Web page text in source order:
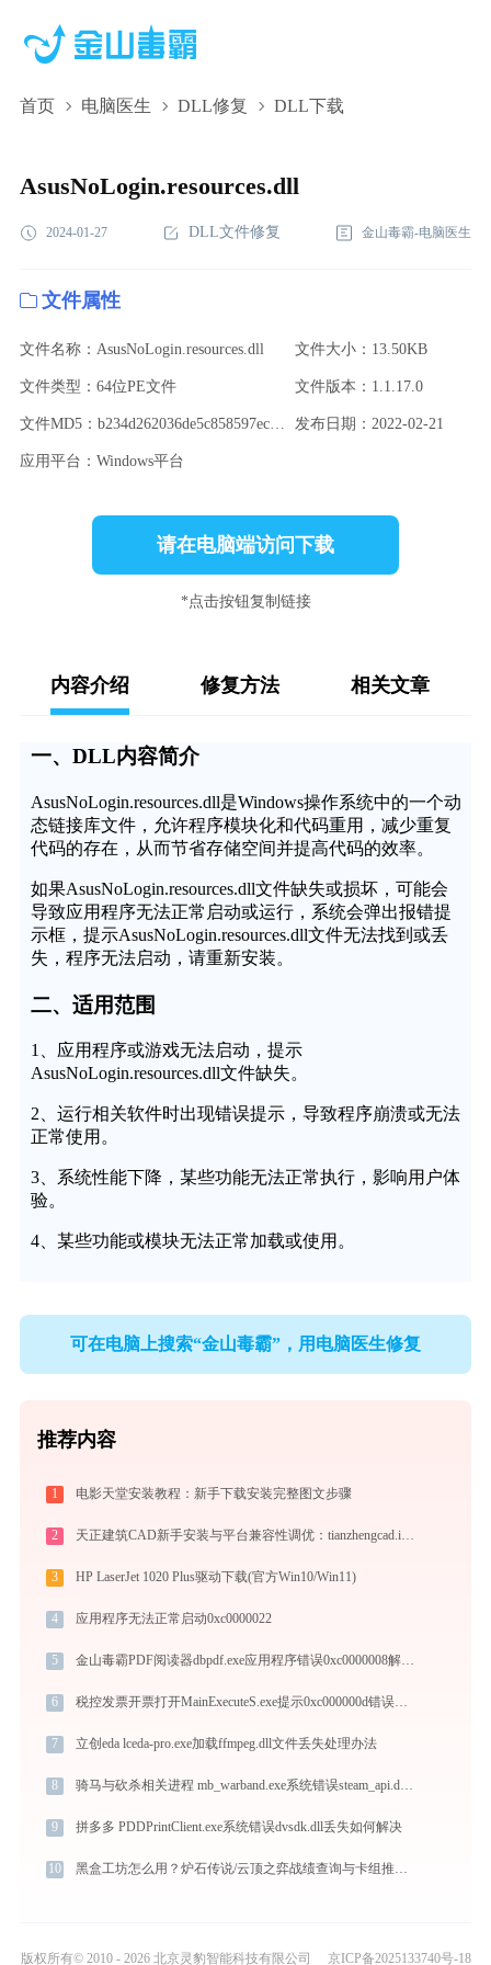
首页 电脑医生 DLL修复 DLL下载
AsusNoLogin.resources.dll,AsusNoLogin.resources.dll下
AsusNoLogin.resources.dll
2024-01-27 DLL文件修复 金山毒霸-电脑医生
文件属性
文件名称：AsusNoLogin.resources.dll 文件大小：13.50KB
文件类型：64位PE文件 文件版本：1.1.17.0
文件MD5：b234d262036de5c858597ec8c1b8d244 发布日期：2022-02-21
应用平台：Windows平台
请在电脑端访问下载
*点击按钮复制链接
内容介绍 修复方法 相关文章
一、DLL内容简介
AsusNoLogin.resources.dll是Windows操作系统中的一个动
态链接库文件，允许程序模块化和代码重用，减少重复
代码的存在，从而节省存储空间并提高代码的效率。
如果AsusNoLogin.resources.dll文件缺失或损坏，可能会
导致应用程序无法正常启动或运行，系统会弹出报错提
示框，提示AsusNoLogin.resources.dll文件无法找到或丢
失，程序无法启动，请重新安装。
二、适用范围
1、应用程序或游戏无法启动，提示
AsusNoLogin.resources.dll文件缺失。
2、运行相关软件时出现错误提示，导致程序崩溃或无法
正常使用。
3、系统性能下降，某些功能无法正常执行，影响用户体
验。
4、某些功能或模块无法正常加载或使用。
可在电脑上搜索“金山毒霸”，用电脑医生修复
推荐内容
1 电影天堂安装教程：新手下载安装完整图文步骤
2 天正建筑CAD新手安装与平台兼容性调优：tianzhengcad.ijinshan.com 绿色上手秘籍
3 HP LaserJet 1020 Plus驱动下载(官方Win10/Win11)
4 应用程序无法正常启动0xc0000022
5 金山毒霸PDF阅读器dbpdf.exe应用程序错误0xc0000008解决方法
6 税控发票开票打开MainExecuteS.exe提示0xc000000d错误码怎么办
7 立创eda lceda-pro.exe加载ffmpeg.dll文件丢失处理办法
8 骑马与砍杀相关进程 mb_warband.exe系统错误steam_api.dll丢失如何解决
9 拼多多 PDDPrintClient.exe系统错误dvsdk.dll丢失如何解决
10 黑盒工坊怎么用？炉石传说/云顶之弈战绩查询与卡组推荐教程
版权所有© 2010 - 2026 北京灵豹智能科技有限公司 京ICP备2025133740号-18